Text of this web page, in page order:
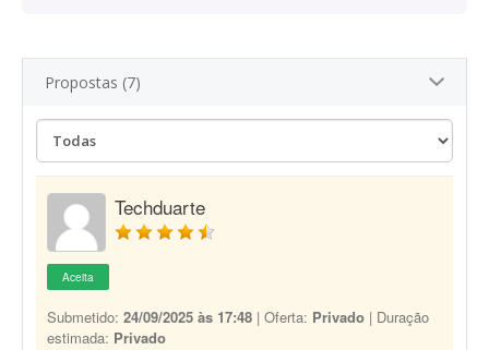
Propostas (7)
Techduarte
Aceita
Submetido: 24/09/2025 às 17:48 | Oferta: Privado | Duração
estimada: Privado